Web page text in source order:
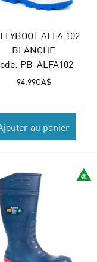
ALFA 102
BLANCHE
PB-ALFA102
CA$
94.99
au panier